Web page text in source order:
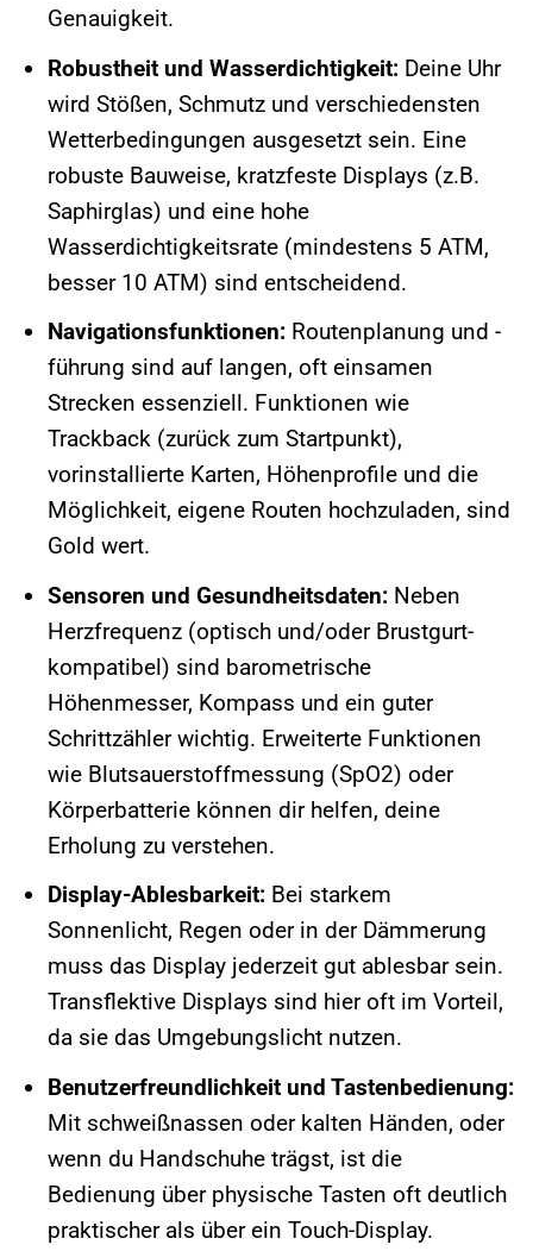
Genauigkeit.
Robustheit und Wasserdichtigkeit:Deine Uhr
wird Stößen, Schmutz und verschiedensten
Wetterbedingungen ausgesetzt sein. Eine
robuste Bauweise, kratzfeste Displays (z.B.
Saphirglas) und eine hohe
Wasserdichtigkeitsrate (mindestens 5 ATM,
besser 10 ATM) sind entscheidend.
Navigationsfunktionen:Routenplanung und -
führung sind auf langen, oft einsamen
Strecken essenziell. Funktionen wie
Trackback (zurück zum Startpunkt),
vorinstallierte Karten, Höhenprofile und die
Möglichkeit, eigene Routen hochzuladen, sind
Gold wert.
Sensoren und Gesundheitsdaten:Neben
Herzfrequenz (optisch und/oder Brustgurt-
kompatibel) sind barometrische
Höhenmesser, Kompass und ein guter
Schrittzähler wichtig. Erweiterte Funktionen
wie Blutsauerstoffmessung (SpO2) oder
Körperbatterie können dir helfen, deine
Erholung zu verstehen.
Display-Ablesbarkeit:Bei starkem
Sonnenlicht, Regen oder in der Dämmerung
muss das Display jederzeit gut ablesbar sein.
Transflektive Displays sind hier oft im Vorteil,
da sie das Umgebungslicht nutzen.
Benutzerfreundlichkeit und Tastenbedienung:
Mit schweißnassen oder kalten Händen, oder
wenn du Handschuhe trägst, ist die
Bedienung über physische Tasten oft deutlich
praktischer als über ein Touch-Display.